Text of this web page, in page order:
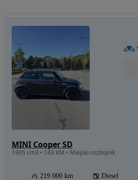
MINI Cooper SD
1995 cm3 • 143 KM • Miejski rozbójnik
219 000 km Diesel